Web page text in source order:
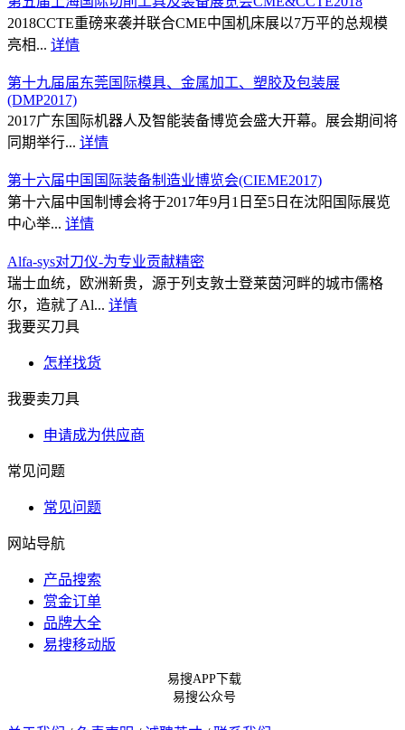
2018CCTE重磅来袭并联合CME中国机床展以7万平的总规模
亮相... 详情
第十九届届东莞国际模具、金属加工、塑胶及包装展
(DMP2017)
2017广东国际机器人及智能装备博览会盛大开幕。展会期间将
同期举行... 详情
第十六届中国国际装备制造业博览会(CIEME2017)
第十六届中国制博会将于2017年9月1日至5日在沈阳国际展览
中心举... 详情
Alfa-sys对刀仪-为专业贡献精密
瑞士血统，欧洲新贵，源于列支敦士登莱茵河畔的城市儒格
尔，造就了Al... 详情
我要买刀具
怎样找货
我要卖刀具
申请成为供应商
常见问题
常见问题
网站导航
产品搜索
赏金订单
品牌大全
易搜移动版
易搜APP下载
易搜公众号